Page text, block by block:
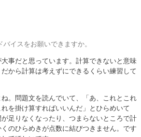
イスをお願いできますか。
事だと思っています。計算できないと意味
から計算は考えずにできるくらい練習して
。問題文を読んでいて、「あ、これとこれ
を掛け算すればいいんだ」とひらめいて
足りなくなったり、つまらないところで計
のひらめきが点数に結びつきません。です